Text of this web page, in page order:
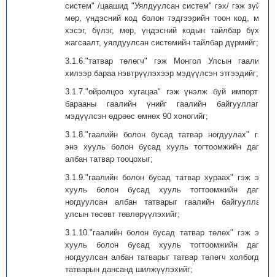
систем" /цаашид "Уялдуулсан систем" гэх/ гэж зүйл,
мөр, үндэсний код болон тэдгээрийн тоон код, мөн
хэсэг, бүлэг, мөр, үндэсний кодын тайлбар бүхий
жагсаалт, уялдуулсан системийн тайлбар дүрмийг;
3.1.6."татвар төлөгч" гэж Монгол Улсын гаалийн
хилээр бараа нэвтрүүлэхээр мэдүүлсэн этгээдийг;
3.1.7."ойролцоо хугацаа" гэж үнэлж буй импортын
барааны гаалийн үнийг гаалийн байгууллагад
мэдүүлсэн өдрөөс өмнөх 90 хоногийг;
3.1.8."гаалийн болон бусад татвар ногдуулах" гэж
энэ хууль болон бусад хууль тогтоомжийн дагуу
албан татвар тооцохыг;
3.1.9."гаалийн болон бусад татвар хураах" гэж энэ
хууль болон бусад хууль тогтоомжийн дагуу
ногдуулсан албан татварыг гаалийн байгууллага
улсын төсөвт төвлөрүүлэхийг;
3.1.10."гаалийн болон бусад татвар төлөх" гэж энэ
хууль болон бусад хууль тогтоомжийн дагуу
ногдуулсан албан татварыг татвар төлөгч холбогдох
татварын дансанд шилжүүлэхийг;